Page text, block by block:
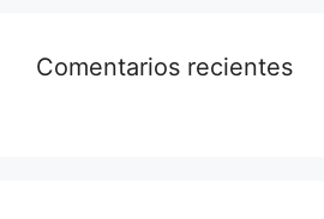
Comentarios recientes